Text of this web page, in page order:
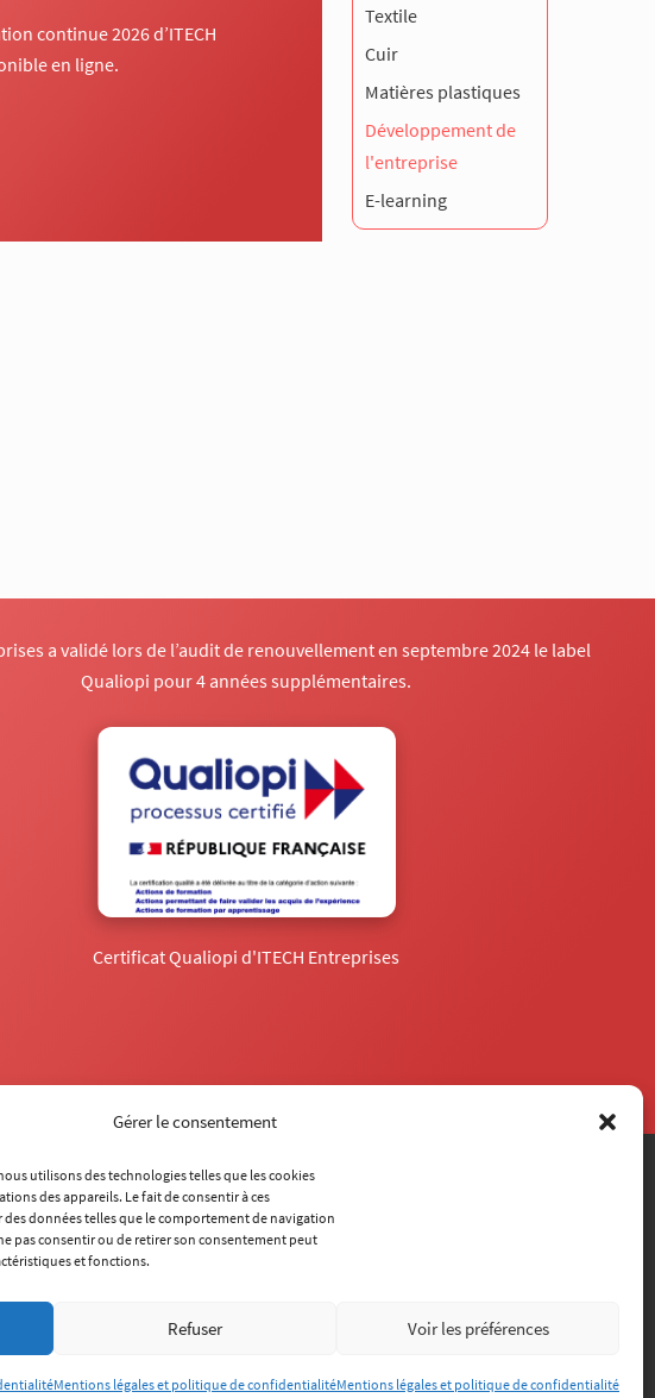
Gérer le consentement
utilisons des technologies telles que les cookies
des appareils. Le fait de consentir à ces
données telles que le comportement de navigation
pas consentir ou de retirer son consentement peut
et fonctions.
Refuser Voir les préférences
Mentions légales et politique de confidentialitéMentions légales et politique de confidentialité
continue 2026 d’ITECH
en ligne.
Textile
Cuir
Matières plastiques
Développement de
l'entreprise
E-learning
a validé lors de l’audit de renouvellement en septembre 2024 le label
Qualiopi pour 4 années supplémentaires.
Certificat Qualiopi d'ITECH Entreprises
Contact
(+33) 4 72 18 04 80
©ITECH Lyon 2024
Qui sommes-nous ? Mentions légales Plan du site